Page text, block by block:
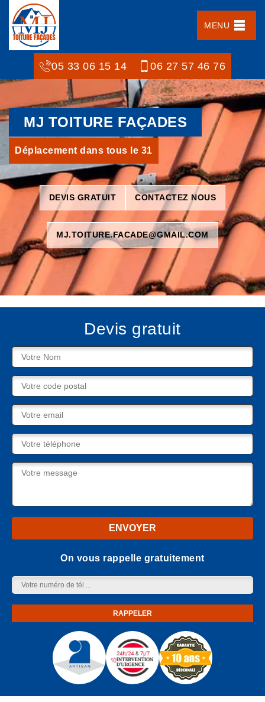
MENU
05 33 06 15 14 06 27 57 46 76
MJ TOITURE FAÇADES
Déplacement dans tous le 31
DEVIS GRATUIT CONTACTEZ NOUS
MJ.TOITURE.FACADE@GMAIL.COM
Devis gratuit
On vous rappelle gratuitement